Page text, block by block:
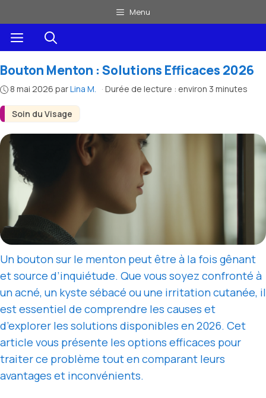
au
contenu
Menu
Menu
Soin du Visage
Bouton Menton : Solutions Efficaces 2026
8 mai 2026 parLina M. · Durée de lecture : environ 3 minutes
Un bouton sur le menton peut être à la fois gênant
et source d’inquiétude. Que vous soyez confronté à
un acné, un kyste sébacé ou une irritation cutanée, il
est essentiel de comprendre les causes et
d’explorer les solutions disponibles en 2026. Cet
article vous présente les options efficaces pour
traiter ce problème tout en comparant leurs
avantages et inconvénients.